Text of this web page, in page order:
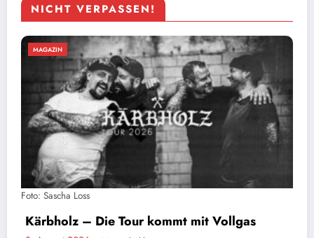
NICHT VERPASSEN!
MAGAZIN
größten Rammstein-Tribute-Band der Welt